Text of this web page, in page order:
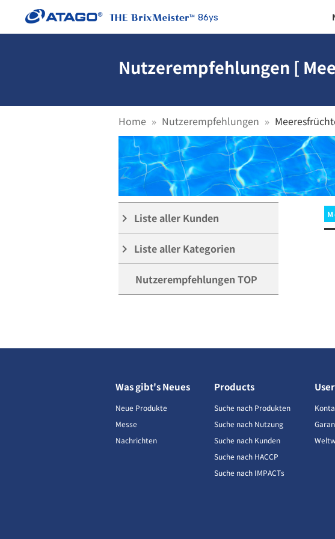
86ys
Nutzerempfehlungen [
Home Nutzerempfehlungen
keyboard_arrow_right Liste aller Kunden
keyboard_arrow_right Liste aller Kategorien
Nutzerempfehlungen TOP
Was gibt's Neues
Neue Produkte
Messe
Nachrichten
Products
Suche nach Produkten
Suche nach Nutzung
Suche nach Kunden
Suche nach HACCP
Suche nach IMPACTs